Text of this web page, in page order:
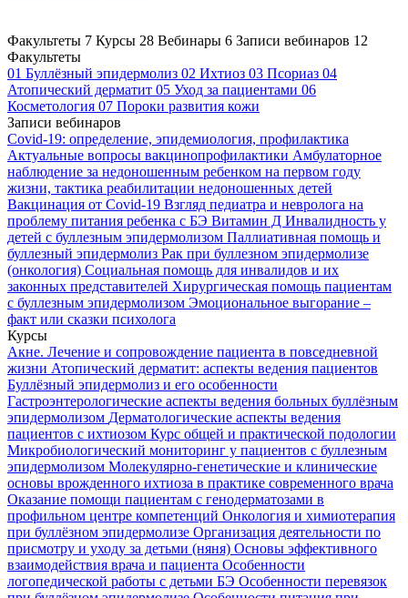
Факультеты 7 Курсы 28 Вебинары 6 Записи вебинаров 12
Факультеты
01 Буллёзный эпидермолиз 02 Ихтиоз 03 Псориаз 04
Атопический дерматит 05 Уход за пациентами 06
Косметология 07 Пороки развития кожи
Записи вебинаров
Covid-19: определение, эпидемиология, профилактика
Актуальные вопросы вакцинопрофилактики Амбулаторное
наблюдение за недоношенным ребенком на первом году
жизни, тактика реабилитации недоношенных детей
Вакцинация от Covid-19 Взгляд педиатра и невролога на
проблему питания ребенка с БЭ Витамин Д Инвалидность у
детей с буллезным эпидермолизом Паллиативная помощь и
буллезный эпидермолиз Рак при буллезном эпидермолизе
(онкология) Социальная помощь для инвалидов и их
законных представителей Хирургическая помощь пациентам
с буллезным эпидермолизом Эмоциональное выгорание –
факт или сказки психолога
Курсы
Акне. Лечение и сопровождение пациента в повседневной
жизни Атопический дерматит: аспекты ведения пациентов
Буллёзный эпидермолиз и его особенности
Гастроэнтерологические аспекты ведения больных буллёзным
эпидермолизом Дерматологические аспекты ведения
пациентов с ихтиозом Курс общей и практической подологии
Микробиологический мониторинг у пациентов с буллезным
эпидермолизом Молекулярно-генетические и клинические
основы врожденного ихтиоза в практике современного врача
Оказание помощи пациентам с генодерматозами в
профильном центре компетенций Онкология и химиотерапия
при буллёзном эпидермолизе Организация деятельности по
присмотру и уходу за детьми (няня) Основы эффективного
взаимодействия врача и пациента Особенности
логопедической работы с детьми БЭ Особенности перевязок